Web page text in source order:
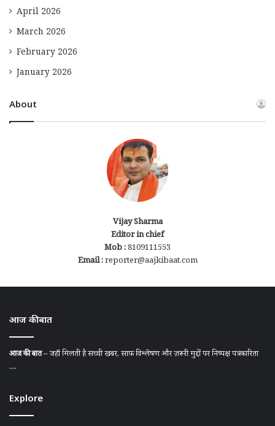
April 2026
March 2026
February 2026
January 2026
About
Vijay Sharma
Editor in chief
Mob :8109111553
Email :reporter@aajkibaat.com
आज की बात
आज की बात– जहाँ मिलती है सच्ची खबर, साफ़ विश्लेषण और ज़रूरी मुद्दों पर निष्पक्ष पत्रकारिता
....
Explore